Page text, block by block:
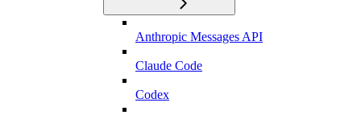
Anthropic Messages API
Claude Code
Codex